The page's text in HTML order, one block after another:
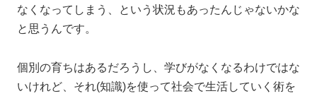
なくなってしまう、という状況もあったんじゃないかな
と思うんです。
個別の育ちはあるだろうし、学びがなくなるわけではな
いけれど、それ(知識)を使って社会で生活していく術を